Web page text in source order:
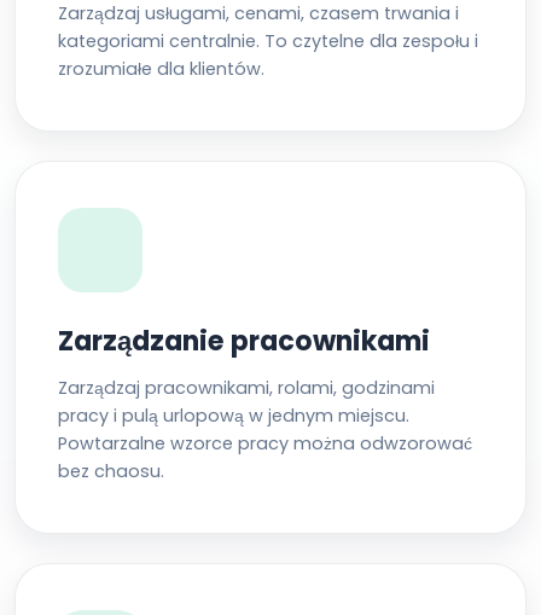
Zarządzaj usługami, cenami, czasem trwania i
kategoriami centralnie. To czytelne dla zespołu i
zrozumiałe dla klientów.
Zarządzanie pracownikami
Zarządzaj pracownikami, rolami, godzinami
pracy i pulą urlopową w jednym miejscu.
Powtarzalne wzorce pracy można odwzorować
bez chaosu.